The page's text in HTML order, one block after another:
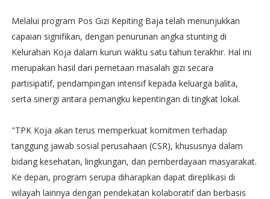
Melalui program Pos Gizi Kepiting Baja telah menunjukkan
capaian signifikan, dengan penurunan angka stunting di
Kelurahan Koja dalam kurun waktu satu tahun terakhir. Hal ini
merupakan hasil dari pemetaan masalah gizi secara
partisipatif, pendampingan intensif kepada keluarga balita,
serta sinergi antara pemangku kepentingan di tingkat lokal.
"TPK Koja akan terus memperkuat komitmen terhadap
tanggung jawab sosial perusahaan (CSR), khususnya dalam
bidang kesehatan, lingkungan, dan pemberdayaan masyarakat.
Ke depan, program serupa diharapkan dapat direplikasi di
wilayah lainnya dengan pendekatan kolaboratif dan berbasis